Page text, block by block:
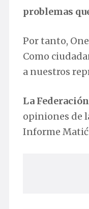
problemas
Por tanto,
Como
a nuestros
La
opiniones de
Informe Matić